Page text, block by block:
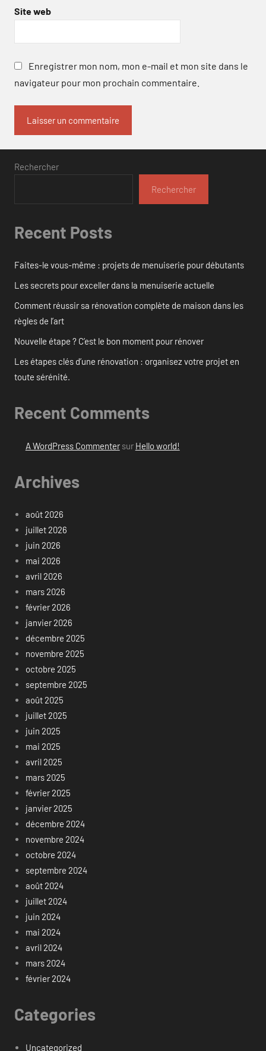
Site web
Enregistrer mon nom, mon e-mail et mon site dans le
navigateur pour mon prochain commentaire.
Rechercher
Rechercher
Recent Posts
Faites-le vous-même : projets de menuiserie pour débutants
Les secrets pour exceller dans la menuiserie actuelle
Comment réussir sa rénovation complète de maison dans les
règles de l’art
Nouvelle étape ? C’est le bon moment pour rénover
Les étapes clés d’une rénovation : organisez votre projet en
toute sérénité.
Recent Comments
A WordPress Commentersur Hello world!
Archives
août 2026
juillet 2026
juin 2026
mai 2026
avril 2026
mars 2026
février 2026
janvier 2026
décembre 2025
novembre 2025
octobre 2025
septembre 2025
août 2025
juillet 2025
juin 2025
mai 2025
avril 2025
mars 2025
février 2025
janvier 2025
décembre 2024
novembre 2024
octobre 2024
septembre 2024
août 2024
juillet 2024
juin 2024
mai 2024
avril 2024
mars 2024
février 2024
Categories
Uncategorized